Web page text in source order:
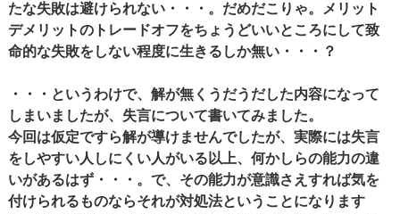
たな失敗は避けられない・・・。だめだこりゃ。メリット
デメリットのトレードオフをちょうどいいところにして致
命的な失敗をしない程度に生きるしか無い・・・？
・・・というわけで、解が無くうだうだした内容になって
しまいましたが、失言について書いてみました。
今回は仮定ですら解が導けませんでしたが、実際には失言
をしやすい人しにくい人がいる以上、何かしらの能力の違
いがあるはず・・・。で、その能力が意識さえすれば気を
付けられるものならそれが対処法ということになります